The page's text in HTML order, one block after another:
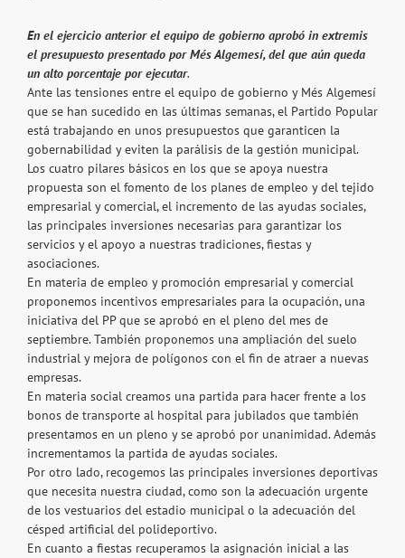
En el ejercicio anterior el equipo de gobierno aprobó in extremis
el presupuesto presentado por Més Algemesí, del que aún queda
un alto porcentaje por ejecutar.
Ante las tensiones entre el equipo de gobierno y Més Algemesí
que se han sucedido en las últimas semanas, el Partido Popular
está trabajando en unos presupuestos que garanticen la
gobernabilidad y eviten la parálisis de la gestión municipal.
Los cuatro pilares básicos en los que se apoya nuestra
propuesta son el fomento de los planes de empleo y del tejido
empresarial y comercial, el incremento de las ayudas sociales,
las principales inversiones necesarias para garantizar los
servicios y el apoyo a nuestras tradiciones, fiestas y
asociaciones.
En materia de empleo y promoción empresarial y comercial
proponemos incentivos empresariales para la ocupación, una
iniciativa del PP que se aprobó en el pleno del mes de
septiembre. También proponemos una ampliación del suelo
industrial y mejora de polígonos con el fin de atraer a nuevas
empresas.
En materia social creamos una partida para hacer frente a los
bonos de transporte al hospital para jubilados que también
presentamos en un pleno y se aprobó por unanimidad. Además
incrementamos la partida de ayudas sociales.
Por otro lado, recogemos las principales inversiones deportivas
que necesita nuestra ciudad, como son la adecuación urgente
de los vestuarios del estadio municipal o la adecuación del
césped artificial del polideportivo.
En cuanto a fiestas recuperamos la asignación inicial a las